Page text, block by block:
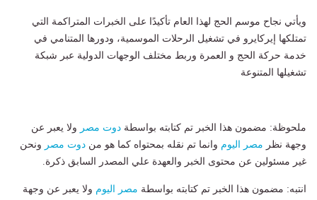
ويأتي نجاح موسم الحج لهذا العام تأكيدًا على الخبرات المتراكمة التي
تمتلكها إيركايرو في تشغيل الرحلات الموسمية، ودورها المتنامي في
خدمة حركة الحج و العمرة وربط مختلف الوجهات الدولية عبر شبكة
تشغيلها المتنوعة
ملحوظة: مضمون هذا الخبر تم كتابته بواسطة دوت مصر ولا يعبر عن
وجهة نظر مصر اليوم وانما تم نقله بمحتواه كما هو من دوت مصر ونحن
غير مسئولين عن محتوى الخبر والعهدة علي المصدر السابق ذكرة.
انتبه: مضمون هذا الخبر تم كتابته بواسطة مصر اليوم ولا يعبر عن وجهة